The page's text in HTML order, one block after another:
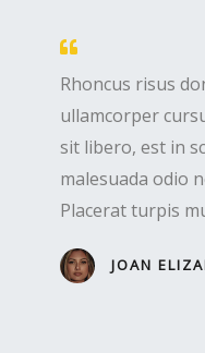
Rhoncus risus
ullamcorper
sit libero, est in
malesuada odio
Placerat turpis
JOAN